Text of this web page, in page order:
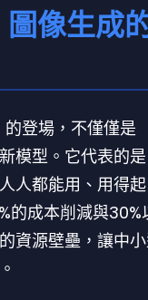
像生成
登場，不僅僅是
模型。它代表的
人都能用、用得
的成本削減與30%
資源壁壘，讓中